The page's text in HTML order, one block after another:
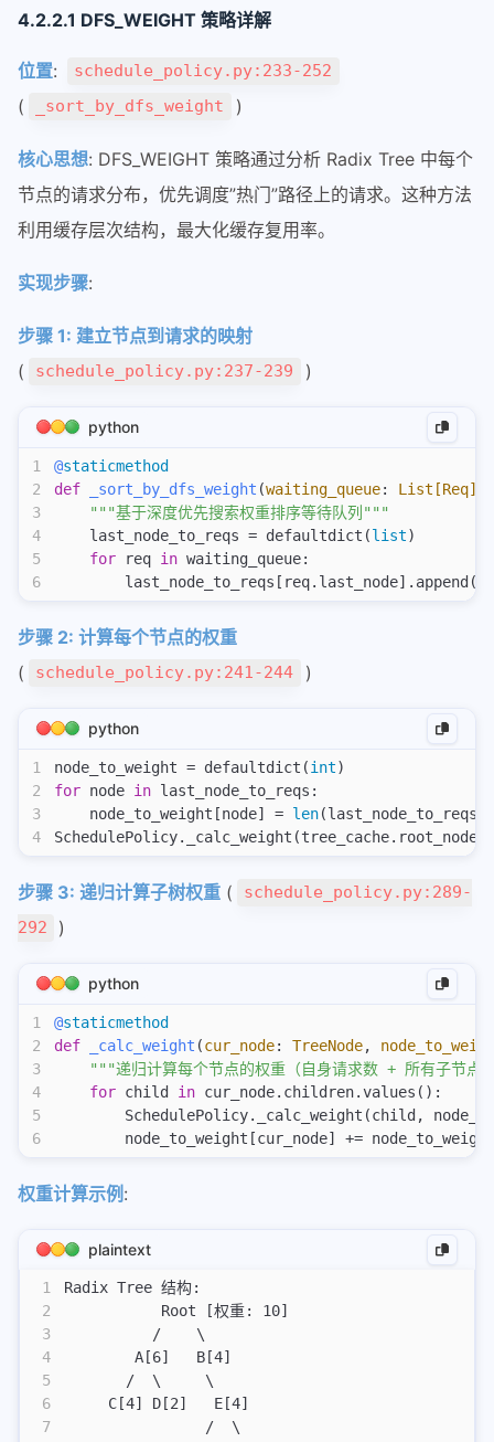
4.2.2.1 DFS_WEIGHT 策略详解
位置: schedule_policy.py:233-252
( _sort_by_dfs_weight )
核心思想: DFS_WEIGHT 策略通过分析 Radix Tree 中每个
节点的请求分布，优先调度”热门”路径上的请求。这种方法
利用缓存层次结构，最大化缓存复用率。
实现步骤:
步骤 1: 建立节点到请求的映射
(
schedule_policy.py:237-239 )
python
1
2
3
4
5
6
@staticmethod
def _sort_by_dfs_weight (waiting_queue: List[Req]
    """基于深度优先搜索权重排序等待队列"""
    last_node_to_reqs = defaultdict(
list)
    for
req in waiting_queue:
步骤 2: 计算每个节点的权重
(
schedule_policy.py:241-244 )
python
1
2
3
4
node_to_weight = defaultdict(int)
for node in last_node_to_reqs:
    node_to_weight[node] =
len
SchedulePolicy._calc_weight(tree_cache.root_node,
步骤 3: 递归计算子树权重 (
schedule_policy.py:289-
292
)
python
1
2
3
4
5
6
@staticmethod
def _calc_weight (cur_node: TreeNode,
"""递归计算每个节点的权重（自身请求数 + 所有子节点
    for
child in cur_node.children.values():
SchedulePolicy._calc_weight(child,
node_to_weight[cur_node] +=
权重计算示例 :
plaintext
1
2
3
4
5
6
7
Radix Tree 结构:
           Root [权重: 10]
          /    \
        A[6]   B[4]
       /  \     \
     C[4] D[2]   E[4]
                /  \